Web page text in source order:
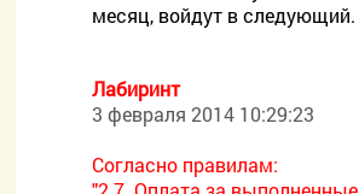
месяц, войдут в следующий.
Лабиринт
3 февраля 2014 10:29:23
Согласно правилам: